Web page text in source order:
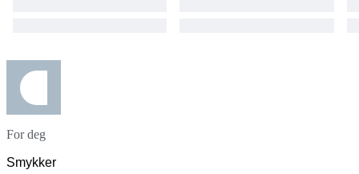
For deg
Smykker